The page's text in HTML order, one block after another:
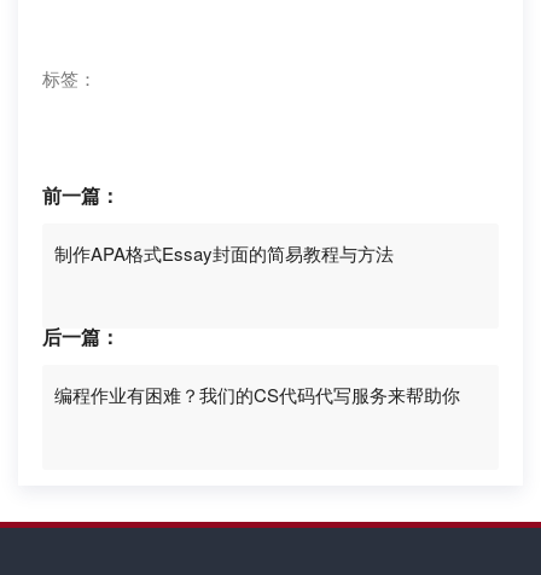
标签：
前一篇：
制作APA格式Essay封面的简易教程与方法
后一篇：
编程作业有困难？我们的CS代码代写服务来帮助你